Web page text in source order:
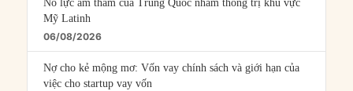
Nỗ lực âm thầm của Trung Quốc nhằm thống trị khu vực
Mỹ Latinh
06/08/2026
Nợ cho kẻ mộng mơ: Vốn vay chính sách và giới hạn của
việc cho startup vay vốn